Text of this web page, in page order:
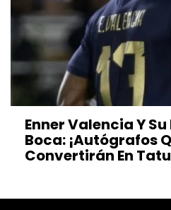
Enner Valencia Y Su
Boca: ¡autógrafos
Convertirán En